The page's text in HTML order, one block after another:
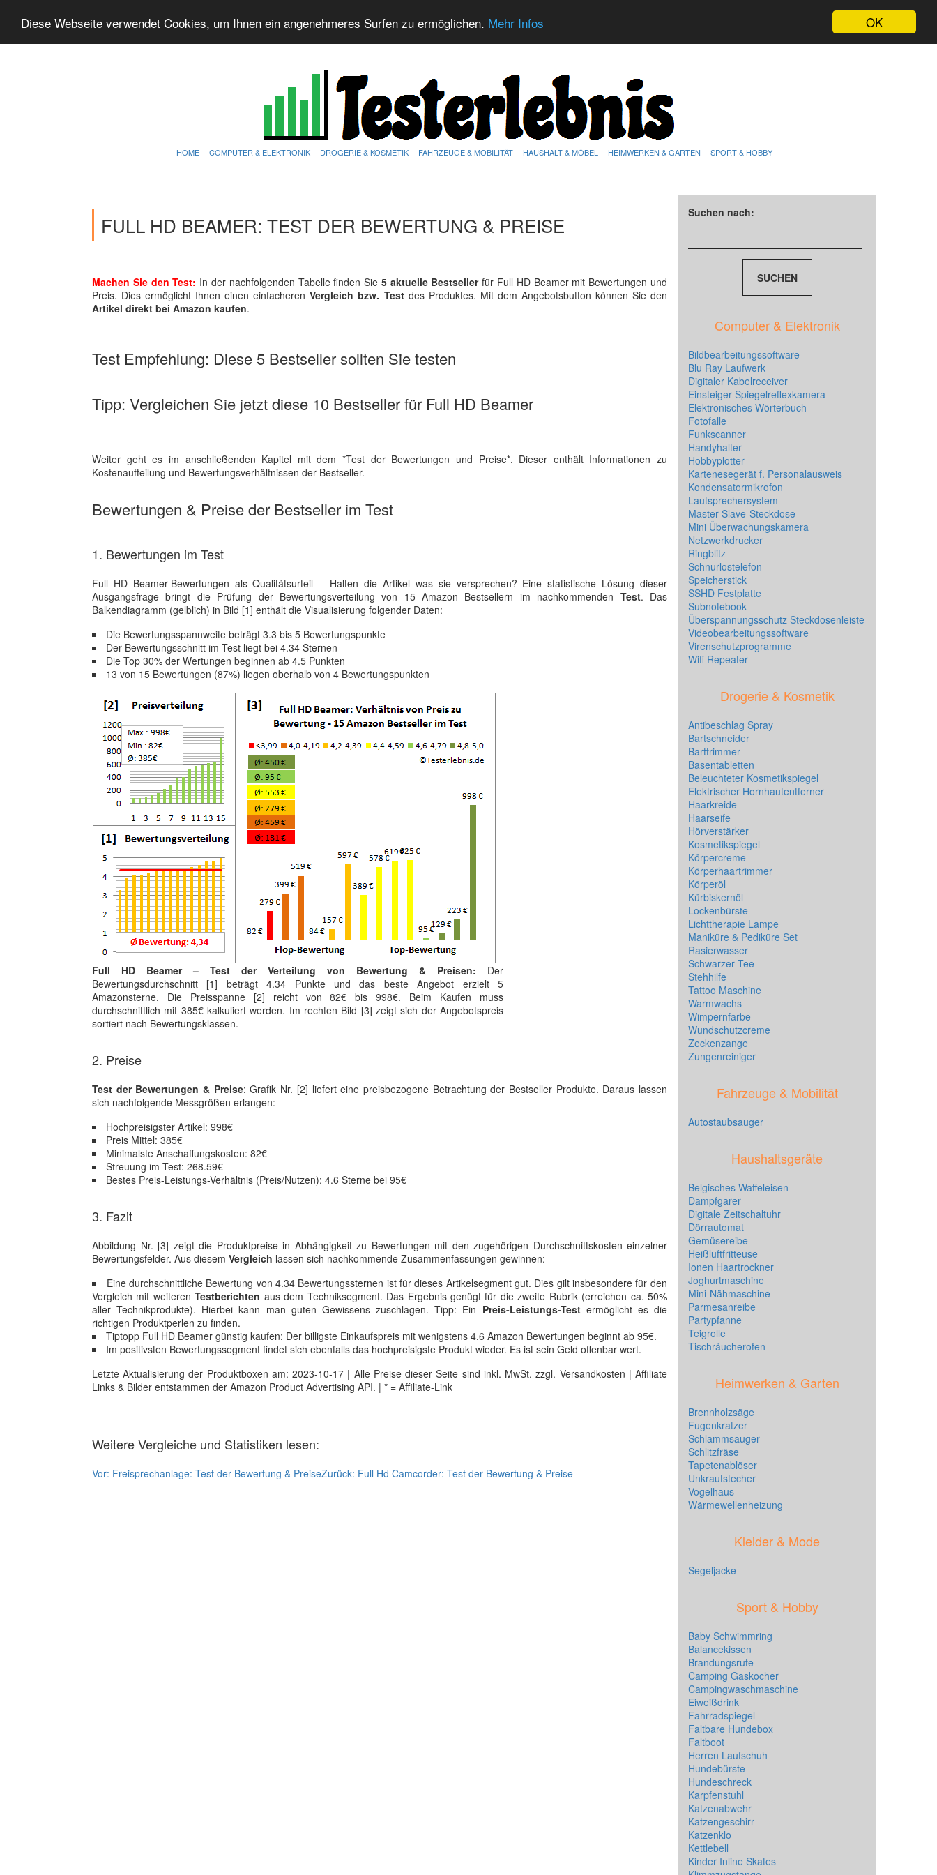
OK
Diese Webseite verwendet Cookies, um Ihnen ein angenehmeres Surfen zu ermöglichen. Mehr Infos
HOME COMPUTER & ELEKTRONIK DROGERIE & KOSMETIK FAHRZEUGE & MOBILITÄT HAUSHALT & MÖBEL HEIMWERKEN & GARTEN SPORT & HOBBY
FULL HD BEAMER: TEST DER BEWERTUNG & PREISE
Machen Sie den Test: In der nachfolgenden Tabelle finden Sie 5 aktuelle Bestsellerfür Full HD Beamer mit Bewertungen und
Preis. Dies ermöglicht Ihnen einen einfacherenVergleich bzw. Testdes Produktes. Mit dem Angebotsbutton können Sie den
Artikel direkt bei Amazon kaufen.
Test Empfehlung: Diese 5 Bestseller sollten Sie testen
Tipp: Vergleichen Sie jetzt diese 10 Bestseller für Full HD Beamer
Weiter geht es im anschließenden Kapitel mit dem *Test der Bewertungen und Preise*. Dieser enthält Informationen zu
Kostenaufteilung und Bewertungsverhältnissen der Bestseller.
Bewertungen & Preise der Bestseller im Test
1. Bewertungen im Test
Full HD Beamer-Bewertungen als Qualitätsurteil – Halten die Artikel was sie versprechen? Eine statistische Lösung dieser
Ausgangsfrage bringt die Prüfung der Bewertungsverteilung von 15 Amazon Bestsellern im nachkommenden Test. Das
Balkendiagramm (gelblich) in Bild [1] enthält die Visualisierung folgender Daten:
Die Bewertungsspannweite beträgt 3.3 bis 5 Bewertungspunkte
Der Bewertungsschnitt im Test liegt bei 4.34 Sternen
Die Top 30% der Wertungen beginnen ab 4.5 Punkten
13 von 15 Bewertungen (87%) liegen oberhalb von 4 Bewertungspunkten
Full HD Beamer – Test der Verteilung von Bewertung & Preisen: Der
Bewertungsdurchschnitt [1] beträgt 4.34 Punkte und das beste Angebot erzielt 5
Amazonsterne. Die Preisspanne [2] reicht von 82€ bis 998€. Beim Kaufen muss
durchschnittlich mit 385€ kalkuliert werden. Im rechten Bild [3] zeigt sich der Angebotspreis
sortiert nach Bewertungsklassen.
2. Preise
Test der Bewertungen & Preise: Grafik Nr. [2] liefert eine preisbezogene Betrachtung der Bestseller Produkte. Daraus lassen
sich nachfolgende Messgrößen erlangen:
Hochpreisigster Artikel: 998€
Preis Mittel: 385€
Minimalste Anschaffungskosten: 82€
Streuung im Test: 268.59€
Bestes Preis-Leistungs-Verhältnis (Preis/Nutzen): 4.6 Sterne bei 95€
3. Fazit
Abbildung Nr. [3] zeigt die Produktpreise in Abhängigkeit zu Bewertungen mit den zugehörigen Durchschnittskosten einzelner
Bewertungsfelder. Aus diesem Vergleich lassen sich nachkommende Zusammenfassungen gewinnen:
Eine durchschnittliche Bewertung von 4.34 Bewertungssternen ist für dieses Artikelsegment gut. Dies gilt insbesondere für den
Vergleich mit weiterenTestberichten aus dem Techniksegment. Das Ergebnis genügt für die zweite Rubrik (erreichen ca. 50%
aller Technikprodukte). Hierbei kann man guten Gewissens zuschlagen. Tipp: Ein Preis-Leistungs-Testermöglicht es die
richtigen Produktperlen zu finden.
Tiptopp Full HD Beamer günstig kaufen: Der billigste Einkaufspreis mit wenigstens 4.6 Amazon Bewertungen beginnt ab 95€.
Im positivsten Bewertungssegment findet sich ebenfalls das hochpreisigste Produkt wieder. Es ist sein Geld offenbar wert.
Letzte Aktualisierung der Produktboxen am: 2023-10-17 | Alle Preise dieser Seite sind inkl. MwSt. zzgl. Versandkosten | Affiliate
Links & Bilder entstammen der Amazon Product Advertising API. | * = Affiliate-Link
Weitere Vergleiche und Statistiken lesen:
Vor: Freisprechanlage: Test der Bewertung & PreiseZurück: Full Hd Camcorder: Test der Bewertung & Preise
Suchen nach:
Computer & Elektronik
Bildbearbeitungssoftware
Blu Ray Laufwerk
Digitaler Kabelreceiver
Einsteiger Spiegelreflexkamera
Elektronisches Wörterbuch
Fotofalle
Funkscanner
Handyhalter
Hobbyplotter
Kartenesegerät f. Personalausweis
Kondensatormikrofon
Lautsprechersystem
Master-Slave-Steckdose
Mini Überwachungskamera
Netzwerkdrucker
Ringblitz
Schnurlostelefon
Speicherstick
SSHD Festplatte
Subnotebook
Überspannungsschutz Steckdosenleiste
Videobearbeitungssoftware
Virenschutzprogramme
Wifi Repeater
Drogerie & Kosmetik
Antibeschlag Spray
Bartschneider
Barttrimmer
Basentabletten
Beleuchteter Kosmetikspiegel
Elektrischer Hornhautentferner
Haarkreide
Haarseife
Hörverstärker
Kosmetikspiegel
Körpercreme
Körperhaartrimmer
Körperöl
Kürbiskernöl
Lockenbürste
Lichttherapie Lampe
Maniküre & Pediküre Set
Rasierwasser
Schwarzer Tee
Stehhilfe
Tattoo Maschine
Warmwachs
Wimpernfarbe
Wundschutzcreme
Zeckenzange
Zungenreiniger
Fahrzeuge & Mobilität
Autostaubsauger
Haushaltsgeräte
Belgisches Waffeleisen
Dampfgarer
Digitale Zeitschaltuhr
Dörrautomat
Gemüsereibe
Heißluftfritteuse
Ionen Haartrockner
Joghurtmaschine
Mini-Nähmaschine
Parmesanreibe
Partypfanne
Teigrolle
Tischräucherofen
Heimwerken & Garten
Brennholzsäge
Fugenkratzer
Schlammsauger
Schlitzfräse
Tapetenablöser
Unkrautstecher
Vogelhaus
Wärmewellenheizung
Kleider & Mode
Segeljacke
Sport & Hobby
Baby Schwimmring
Balancekissen
Brandungsrute
Camping Gaskocher
Campingwaschmaschine
Eiweißdrink
Fahrradspiegel
Faltbare Hundebox
Faltboot
Herren Laufschuh
Hundebürste
Hundeschreck
Karpfenstuhl
Katzenabwehr
Katzengeschirr
Katzenklo
Kettlebell
Kinder Inline Skates